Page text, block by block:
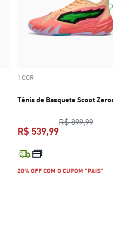
R$ 899,99
1 COR
Tênis de Basquete Scoot
R$ 899,99
R$ 539,99
20% OFF COM O CUPOM "PAIS"